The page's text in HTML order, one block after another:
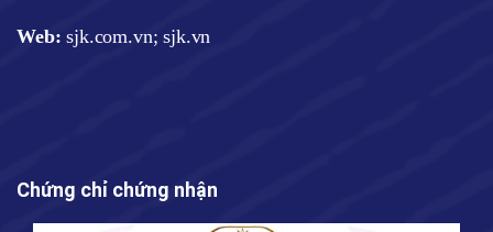
Web: sjk.com.vn; sjk.vn
Chứng chỉ chứng nhận